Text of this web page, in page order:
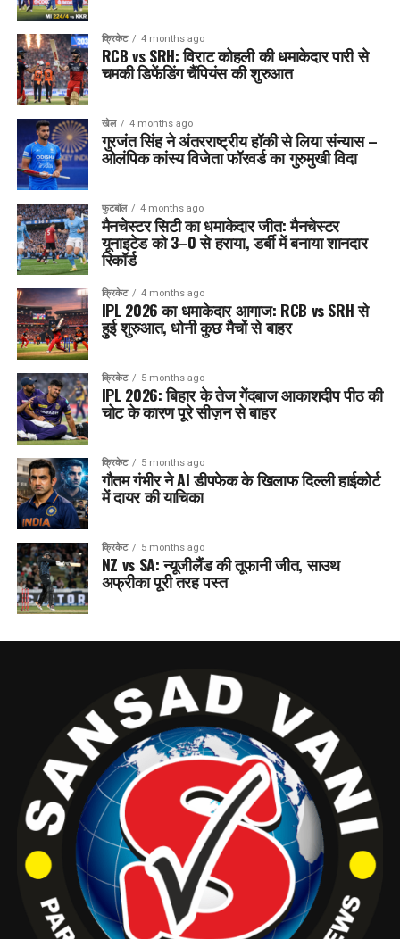
क्रिकेट 4 months ago
RCB vs SRH: विराट कोहली की धमाकेदार पारी से
चमकी डिफेंडिंग चैंपियंस की शुरुआत
खेल 4 months ago
गुरजंत सिंह ने अंतरराष्ट्रीय हॉकी से लिया संन्यास –
ओलंपिक कांस्य विजेता फॉरवर्ड का गुरुमुखी विदा
फुटबॉल 4 months ago
मैनचेस्टर सिटी का धमाकेदार जीत: मैनचेस्टर
यूनाइटेड को 3–0 से हराया, डर्बी में बनाया शानदार
रिकॉर्ड
क्रिकेट 4 months ago
IPL 2026 का धमाकेदार आगाज: RCB vs SRH से
हुई शुरुआत, धोनी कुछ मैचों से बाहर
क्रिकेट 5 months ago
IPL 2026: बिहार के तेज गेंदबाज आकाशदीप पीठ की
चोट के कारण पूरे सीज़न से बाहर
क्रिकेट 5 months ago
गौतम गंभीर ने AI डीपफेक के खिलाफ दिल्ली हाईकोर्ट
में दायर की याचिका
क्रिकेट 5 months ago
NZ vs SA: न्यूजीलैंड की तूफानी जीत, साउथ
अफ्रीका पूरी तरह पस्त